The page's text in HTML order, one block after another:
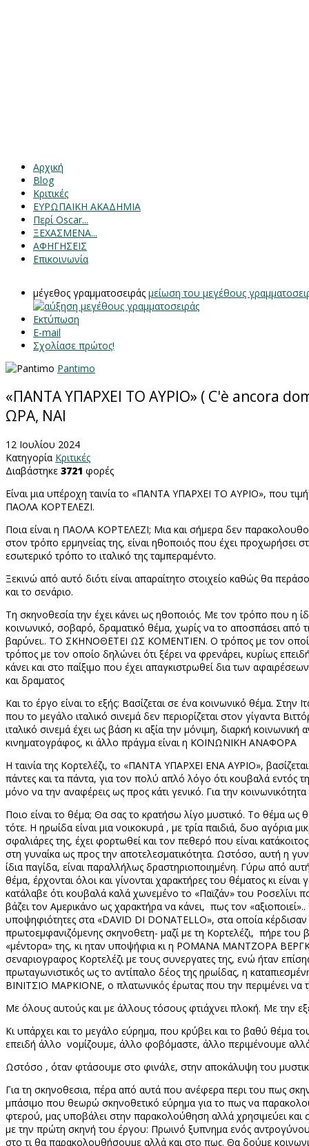
Αρχική
Blog
Κριτικές
ΕΥΡΩΠΑΙΚΗ ΑΚΑΔΗΜΙΑ
Περί Oscar...
ΞΕΧΑΣΜΕΝΑ...
ΑΦΗΓΗΣΕΙΣ
Επικοινωνία
μέγεθος γραμματοσειράς μείωση του μεγέθους
Εκτύπωση
E-mail
Σχολίασε πρώτος!
Pantimo
«ΠΑΝΤΑ ΥΠΑΡΧΕΙ ΤΟ ΑΥΡΙΟ» ( C'è ancora
ΩΡΑ, ΝΑΙ
12 Ιουλίου 2024
Κατηγορία Κριτικές
Διαβάστηκε 3721 φορές
Είναι μια υπέροχη ταινία το «ΠΑΝΤΑ ΥΠΑΡΧΕΙ ΤΟ ΑΥΡΙΟ», που
ΠΑΟΛΑ ΚΟΡΤΕΛΕΖΙ.
Ποια είναι η ΠΑΟΛΑ ΚΟΡΤΕΛΕΖΙ; Μια και σήμερα δεν
στον τρόπο ερμηνείας της, είναι ηθοποιός που έχει προχωρήσει
εσωτερικό τρόπο το ιταλικό της ταμπεραμέντο.
Ξεκινώ από αυτό διότι είναι απαραίτητο στοιχείο καθώς θα
και το σενάριο.
Τη σκηνοθεσία την έχει κάνει ως ηθοποιός. Με τον τρόπο που η
κοινωνικό, σοβαρό, δραματικό θέμα, χωρίς να το αποσπάσει από
βαρύνει.. ΤΟ ΣΚΗΝΟΘΕΤΕΙ ΩΣ ΚΟΜΕΝΤΙΕΝ. Ο τρόπος με τον οποίο η
τρόπος με τον οποίο δηλώνει ότι ξέρει να φρενάρει, κυρίως
κάνει και στο παίξιμο που έχει απαγκιστρωθεί δια των
και δραματος
Και το έργο είναι το εξής: Βασίζεται σε ένα κοινωνικό θέμα.
που το μεγάλο ιταλικό σινεμά δεν περιορίζεται στον γίγαντα
ιταλικό σινεμά έχει ως βάση κι αξία την μόνιμη, διαρκή
κινηματογράφος, κι άλλο πράγμα είναι η ΚΟΙΝΩΝΙΚΗ ΑΝΑΦΟΡΑ
Η ταινία της Κορτελέζι, το «ΠΑΝΤΑ ΥΠΑΡΧΕΙ ΕΝΑ ΑΥΡΙΟ»,
πάντες και τα πάντα, για τον πολύ απλό λόγο ότι κουβαλά εντός
μόνο να την αναφέρεις ως προς κάτι γενικό. Για την
Ποιο είναι το θέμα; Θα σας το κρατήσω λίγο μυστικό. Το θέμα ως
τότε. Η ηρωίδα είναι μια νοικοκυρά , με τρία παιδιά, δυο αγόρια
σφαλιάρες της, έχει φορτωθεί και τον πεθερό που είναι
στη γυναίκα ως προς την αποτελεσματικότητα. Ωστόσο, αυτή η
ίδια παγίδα, είναι παραλλήλως δραστηριοποιημένη. Γύρω από
θέμα, έρχονται όλοι και γίνονται χαρακτήρες του θέματος κι
κατάλαβε ότι κουβαλά καλά χωνεμένο το «Παϊζάν» του Ροσελίνι
βάζει τον Αμερικάνο ως χαρακτήρα να κάνει, πως τον
υποψηφιότητες στα «DAVID DI DONATELLO», στα οποία
πρωτοεμφανιζόμενης σκηνοθετη- μαζί με τη Κορτελέζι, πήρε του
«μέντορα» της, κι ηταν υποψήφια κι η ΡΟΜΑΝΑ ΜΑΝΤΖΟΡΑ
σεναριογραφος Κορτελέζι με τους συνεργατες της, ενώ ήταν
πρωταγωνιστικός ως το αντίπαλο δέος της ηρωίδας, η
ΒΙΝΙΤΣΙΟ ΜΑΡΚΙΟΝΕ, ο πλατωνικός έρωτας που την περιμένει να
Με όλους αυτούς και με άλλους τόσους φτιάχνει πλοκή. Με την
Κι υπάρχει και το μεγάλο εύρημα, που κρύβει και το βαθύ θέμα
επειδή άλλο νομίζουμε, άλλο φοβόμαστε, άλλο περιμένουμε
Ωστόσο , όταν φτάσουμε στο φινάλε, στην αποκάλυψη του
Για τη σκηνοθεσια, πέρα από αυτά που ανέφερα περι του πως
μπάσιμο που θεωρώ σκηνοθετικό εύρημα για το πως να
φτερού, μας υποβάλει στην παρακολούθηση αλλά χρησιμεύει και
με την πρώτη σκηνή του έργου: Πρωινό ξυπνημα ενός αντρογύνου,
στο τι θα παρακολουθήσουμε αλλά και στο πως. Θα δούμε